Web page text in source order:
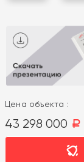
Цена объекта :
43 298 000 a